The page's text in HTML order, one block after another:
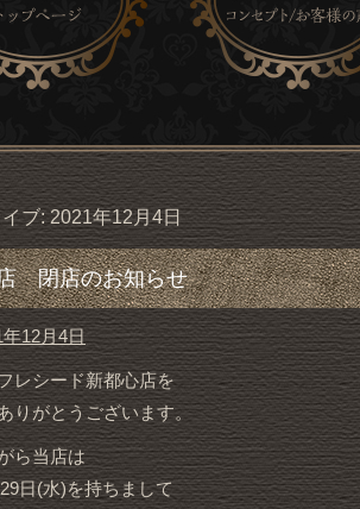
イブ:2021年12月4日
閉店のお知らせ
年12月4日
レシード新都心店を
りがとうございます。
ら当店は
日(水)を持ちまして